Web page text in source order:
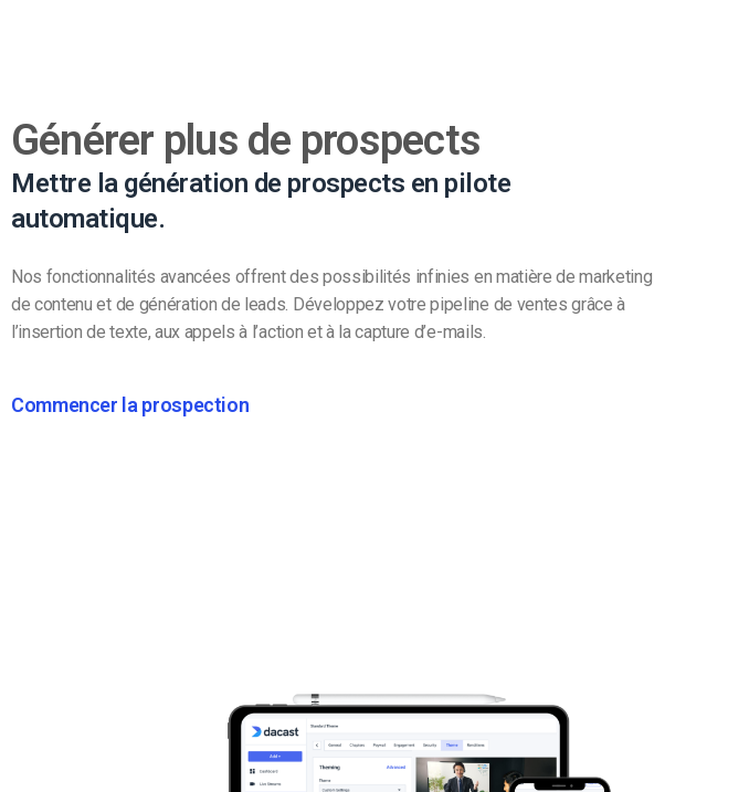
Générer plus de prospects
Mettre la génération de prospects en pilote
automatique.
Nos fonctionnalités avancées offrent des possibilités infinies en matière de marketing
de contenu et de génération de leads. Développez votre pipeline de ventes grâce à
l’insertion de texte, aux appels à l’action et à la capture d’e-mails.
Commencer la prospection